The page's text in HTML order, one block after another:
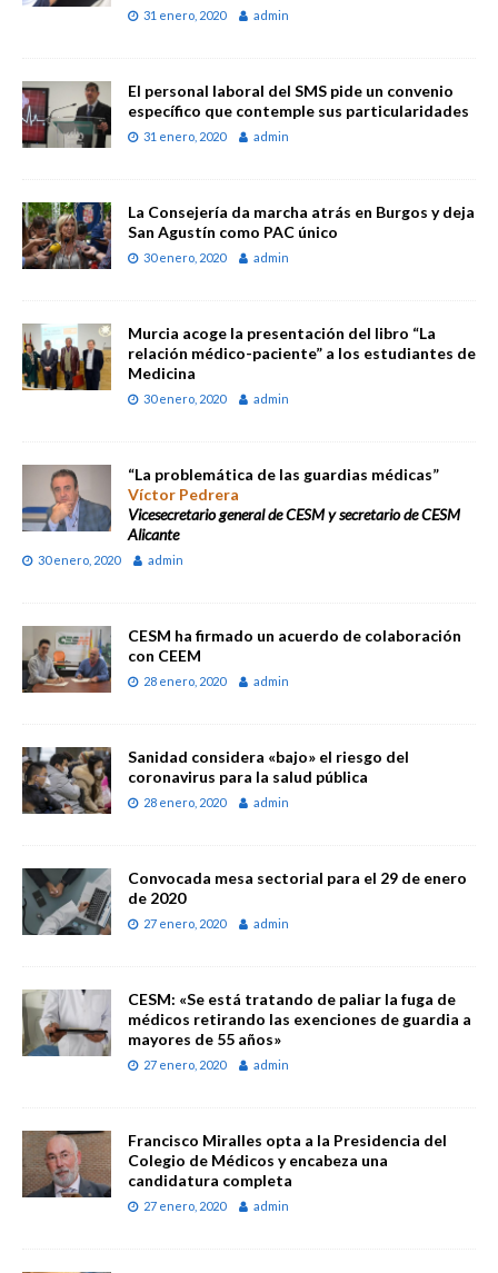
31 enero, 2020 admin
El personal laboral del SMS pide un convenio
específico que contemple sus particularidades
31 enero, 2020 admin
La Consejería da marcha atrás en Burgos y deja
San Agustín como PAC único
30 enero, 2020 admin
Murcia acoge la presentación del libro “La
relación médico-paciente” a los estudiantes de
Medicina
30 enero, 2020 admin
“La problemática de las guardias médicas”
Víctor Pedrera
Vicesecretario general de CESM y secretario de CESM
Alicante
30 enero, 2020 admin
CESM ha firmado un acuerdo de colaboración
con CEEM
28 enero, 2020 admin
Sanidad considera «bajo» el riesgo del
coronavirus para la salud pública
28 enero, 2020 admin
Convocada mesa sectorial para el 29 de enero
de 2020
27 enero, 2020 admin
CESM: «Se está tratando de paliar la fuga de
médicos retirando las exenciones de guardia a
mayores de 55 años»
27 enero, 2020 admin
Francisco Miralles opta a la Presidencia del
Colegio de Médicos y encabeza una
candidatura completa
27 enero, 2020 admin